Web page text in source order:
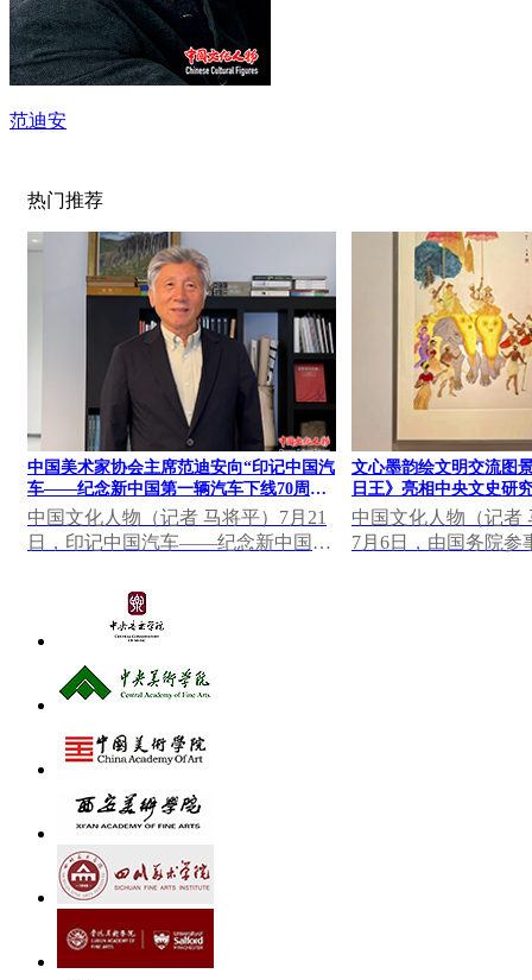
范迪安
热门推荐
中国美术家协会主席范迪安向“印记中国汽
车——纪念新中国第一辆汽车下线70周年
大众篆刻作品展”发表视频致辞
中国文化人物（记者 马将平）7月21
日，印记中国汽车——纪念新中国第
在中国一汽博物馆...
文心墨韵绘文明交流图
日王》亮相中央文史研
果展
中国文化人物（记者
7月6日，由国务院参